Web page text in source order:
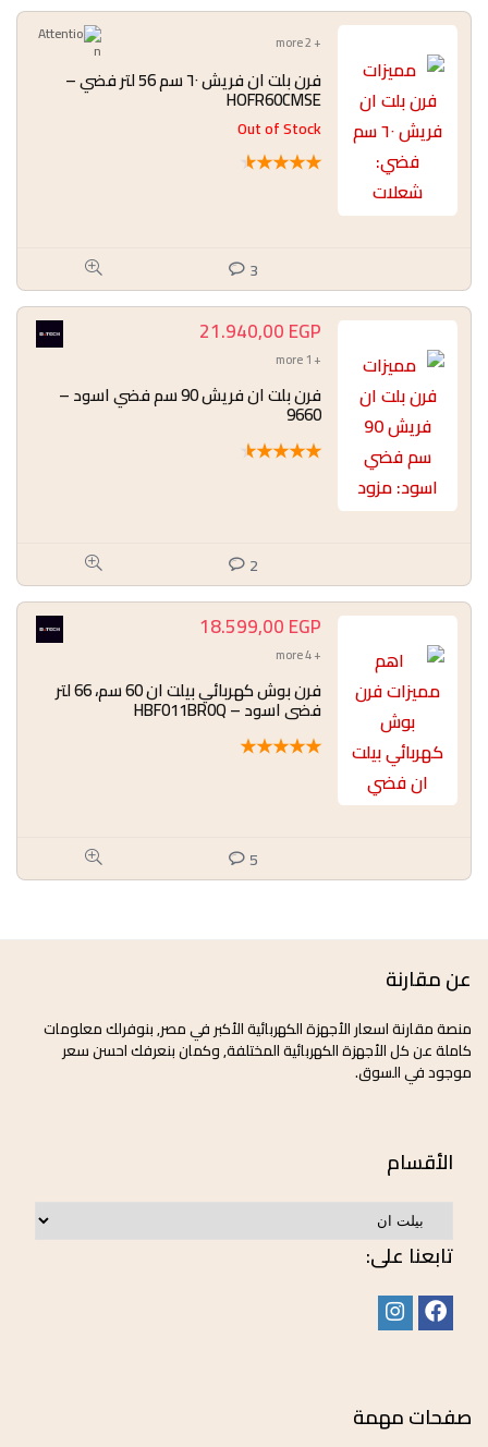
+ 2 more
فرن بلت ان فريش ٦٠ سم 56 لتر فضي –
HOFR60CMSE
Out of Stock
★
★
★
★
★
3
21.940,00EGP
+ 1 more
فرن بلت ان فريش 90 سم فضي اسود –
9660
★
★
★
★
★
2
18.599,00EGP
+ 4 more
فرن بوش كهربائي بيلت ان 60 سم، 66 لتر
فضي اسود – HBF011BR0Q
★
★
★
★
★
5
عن مقارنة
منصة مقارنة اسعار الأجهزة الكهربائية الأكبر في مصر, بنوفرلك معلومات
كاملة عن كل الأجهزة الكهربائية المختلفة, وكمان بنعرفك احسن سعر
موجود في السوق.
الأقسام
تابعنا على:
صفحات مهمة